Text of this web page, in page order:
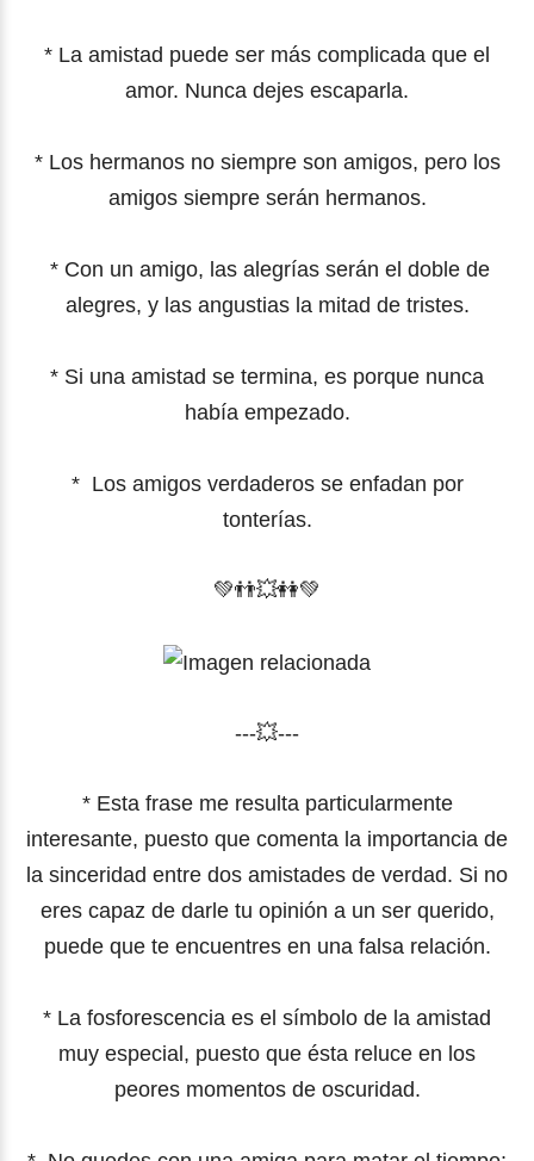
* La amistad puede ser más complicada que el
amor. Nunca dejes escaparla.
* Los hermanos no siempre son amigos, pero los
amigos siempre serán hermanos.
* Con un amigo, las alegrías serán el doble de
alegres, y las angustias la mitad de tristes.
* Si una amistad se termina, es porque nunca
había empezado.
* Los amigos verdaderos se enfadan por
tonterías.
💚👬💥👭💚
---💥---
* Esta frase me resulta particularmente
interesante, puesto que comenta la importancia de
la sinceridad entre dos amistades de verdad. Si no
eres capaz de darle tu opinión a un ser querido,
puede que te encuentres en una falsa relación.
* La fosforescencia es el símbolo de la amistad
muy especial, puesto que ésta reluce en los
peores momentos de oscuridad.